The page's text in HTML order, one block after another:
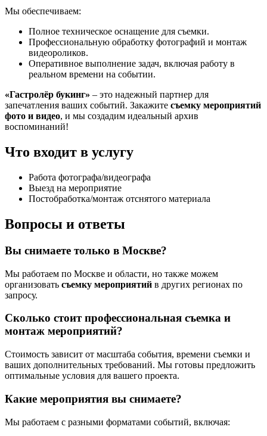
Мы обеспечиваем:
Полное техническое оснащение для съемки.
Профессиональную обработку фотографий и монтаж
видеороликов.
Оперативное выполнение задач, включая работу в
реальном времени на событии.
«Гастролёр букинг» – это надежный партнер для
запечатления ваших событий. Закажите съемку мероприятий
фото и видео, и мы создадим идеальный архив
воспоминаний!
Что входит в услугу
Работа фотографа/видеографа
Выезд на мероприятие
Постобработка/монтаж отснятого материала
Вопросы и ответы
Вы снимаете только в Москве?
Мы работаем по Москве и области, но также можем
организовать съемку мероприятий в других регионах по
запросу.
Сколько стоит профессиональная съемка и
монтаж мероприятий?
Стоимость зависит от масштаба события, времени съемки и
ваших дополнительных требований. Мы готовы предложить
оптимальные условия для вашего проекта.
Какие мероприятия вы снимаете?
Мы работаем с разными форматами событий, включая: